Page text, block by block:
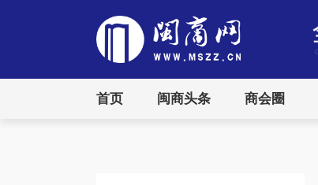
首页 闽商头条 商会圈